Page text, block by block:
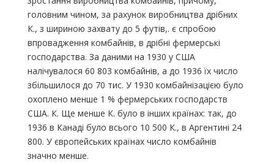
головним чином, за рахунок виробництва дрібних
К., з шириною захвату до 5 футів,. є спробою
впровадження комбайнів, в дрібні фермерські
господарства. За даними на 1930 у США
налічувалося 60 803 комбайнів, а до 1936 їх число
збільшилося до 70 тис. У 1930 комбайнізацією було
охоплено менше 1 % фермерських господарств
США. К. Ще менше К. було в інших країнах: так, до
1936 в Канаді було всього 10 500 К., в Аргентині 24
800. У європейських країнах число комбайнів
значно менше.